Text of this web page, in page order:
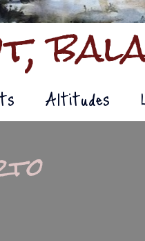
Altitudes